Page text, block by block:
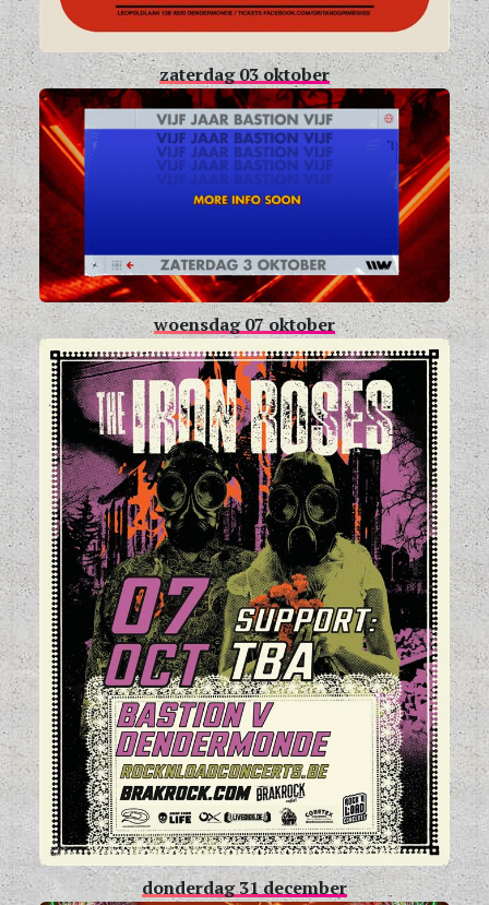
zaterdag 03 oktober
woensdag 07 oktober
donderdag 31 december